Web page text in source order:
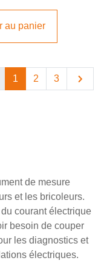
au panier
1 2 3
de mesure
et les bricoleurs.
courant électrique
besoin de couper
les diagnostics et
électriques.